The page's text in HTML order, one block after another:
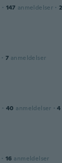
· 147 anmeldelser · 2
· 7 anmeldelser
· 40 anmeldelser · 4
· 16 anmeldelser